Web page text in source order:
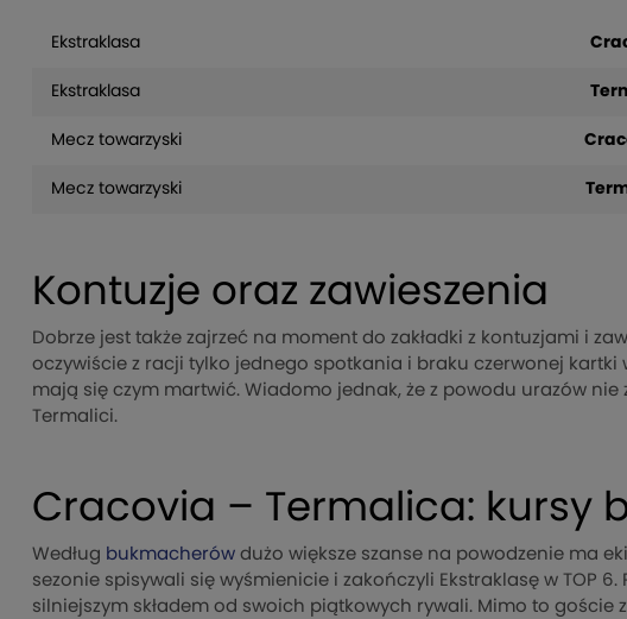
Ekstraklasa
Ekstraklasa
Mecz towarzyski
Mecz towarzyski
Kontuzje oraz zawieszenia
Dobrze jest także zajrzeć na moment do zakładki z kontuzjami i
oczywiście z racji tylko jednego spotkania i braku czerwonej
mają się czym martwić. Wiadomo jednak, że z powodu urazów nie
Termalici.
Cracovia – Termalica: kursy
Według bukmacherów dużo większe szanse na powodzenie ma
sezonie spisywali się wyśmienicie i zakończyli Ekstraklasę w TOP
silniejszym składem od swoich piątkowych rywali. Mimo to goście